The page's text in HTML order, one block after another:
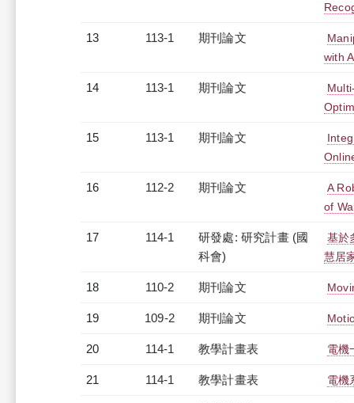
13 113-1 期刊論文
with
14 113-1 期刊論文
15 113-1 期刊論文
16 112-2 期刊論文
A
of
17 114-1
研發處: 研究計畫 (國
科會)
基於
慧居
18 110-2 期刊論文
19 109-2 期刊論文
20 114-1 教學計畫表 電機
21 114-1 教學計畫表 電機